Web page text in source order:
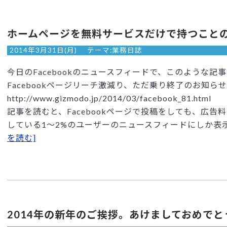
ホームページを無料サービスだけで持つこと
2014年3月31日(月) テーマ:業務日誌
今日のFacebookのニュースフィードで、このような記
Facebookページリーチ激減り、ただ乗り終了のお知らせ
http://www.gizmodo.jp/2014/03/facebook_81.html
記事を読むと、Facebookページで投稿をしても、広告
している1～2%のユーザーのニュースフィードにしか
を読む]
2014年の新年のご挨拶。あけましておめで